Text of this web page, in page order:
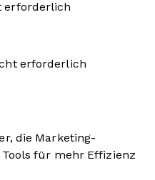
erforderlich
erforderlich
die Marketing-
für mehr Effizienz